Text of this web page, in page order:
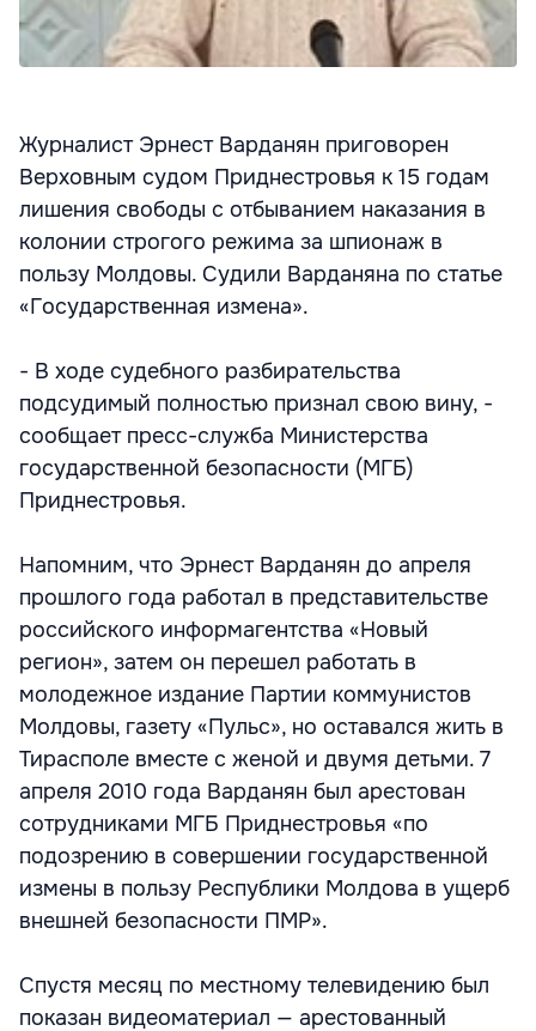
Журналист Эрнест Варданян приговорен
Верховным судом Приднестровья к 15 годам
лишения свободы с отбыванием наказания в
колонии строгого режима за шпионаж в
пользу Молдовы. Судили Варданяна по статье
«Государственная измена».
- В ходе судебного разбирательства
подсудимый полностью признал свою вину, -
сообщает пресс-служба Министерства
государственной безопасности (МГБ)
Приднестровья.
Напомним, что Эрнест Варданян до апреля
прошлого года работал в представительстве
российского информагентства «Новый
регион», затем он перешел работать в
молодежное издание Партии коммунистов
Молдовы, газету «Пульс», но оставался жить в
Тирасполе вместе с женой и двумя детьми. 7
апреля 2010 года Варданян был арестован
сотрудниками МГБ Приднестровья «по
подозрению в совершении государственной
измены в пользу Республики Молдова в ущерб
внешней безопасности ПМР».
Спустя месяц по местному телевидению был
показан видеоматериал — арестованный